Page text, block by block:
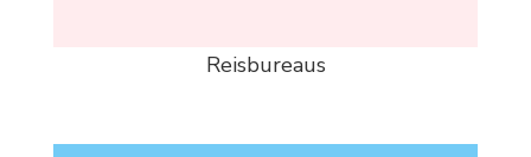
Reisbureaus